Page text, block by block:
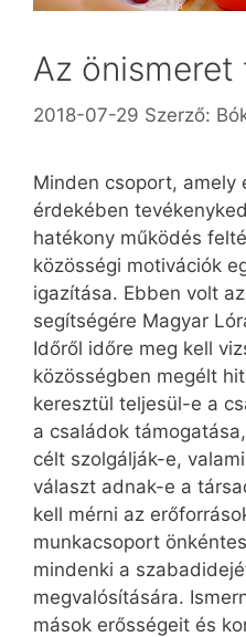
Az önismeret
2018-07-29 Szerző:
Minden csoport, amely
érdekében
hatékony működés
közösségi motivációk
igazítása. Ebben volt
segítségére Magyar
Időről időre meg kell
közösségben megélt
keresztül teljesül-e a
a családok
célt szolgálják-e,
választ adnak-e a
kell mérni az
munkacsoport
mindenki a
megvalósítására.
mások erősségeit és